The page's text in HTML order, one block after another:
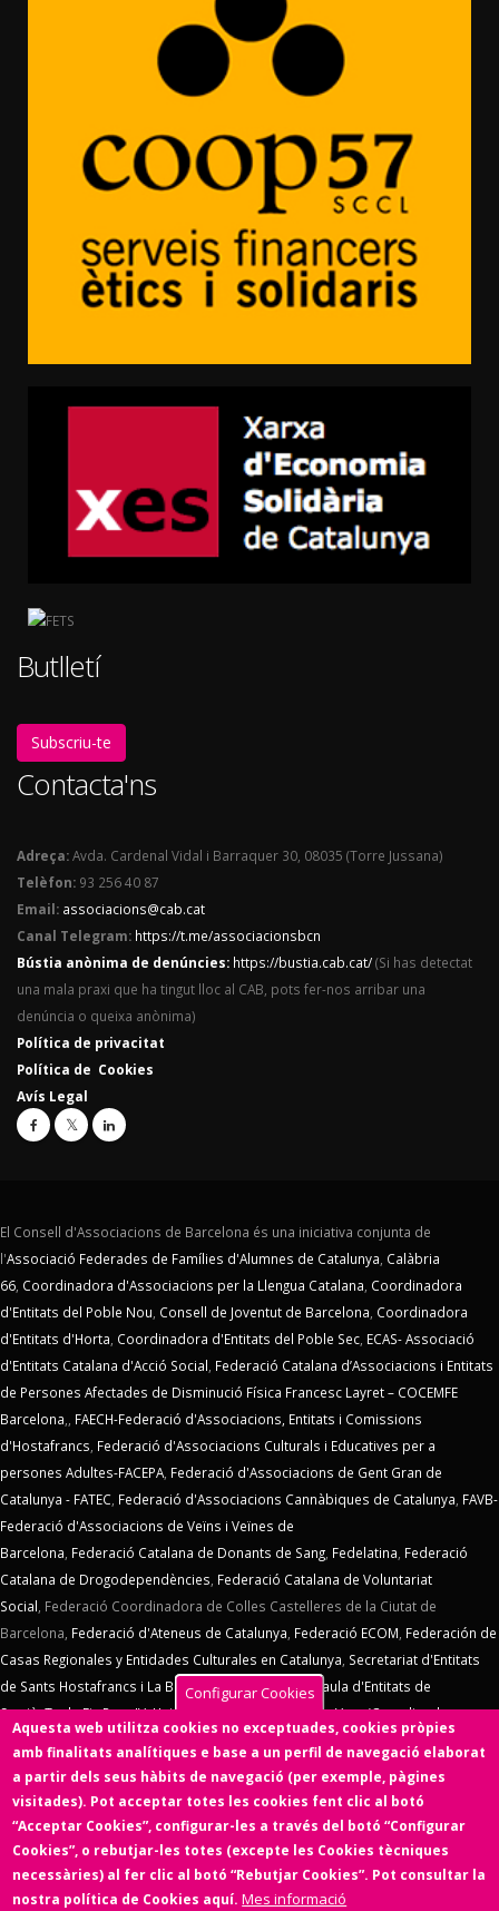
Butlletí
Subscriu-te
Contacta'ns
Adreça:Avda. Cardenal Vidal i Barraquer 30, 08035 (Torre Jussana)
Telèfon: 93 256 40 87
Email: associacions@cab.cat
Canal Telegram: https://t.me/associacionsbcn
Bústia anònima de denúncies: https://bustia.cab.cat/(Si has detectat
una mala praxi que ha tingut lloc al CAB, pots fer-nos arribar una
denúncia o queixa anònima)
Política de privacitat
Política de Cookies
Avís Legal
El Consell d'Associacions de Barcelona és una iniciativa conjunta de
l'Associació Federades de Famílies d'Alumnes de Catalunya, Calàbria
66, Coordinadora d'Associacions per la Llengua Catalana, Coordinadora
d'Entitats del Poble Nou, Consell de Joventut de Barcelona, Coordinadora
d'Entitats d'Horta, Coordinadora d'Entitats del Poble Sec, ECAS- Associació
d'Entitats Catalana d'Acció Social, Federació Catalana d’Associacions i Entitats
de Persones Afectades de Disminució Física Francesc Layret – COCEMFE
Barcelona,, FAECH-Federació d'Associacions, Entitats i Comissions
d'Hostafrancs, Federació d'Associacions Culturals i Educatives per a
persones Adultes-FACEPA, Federació d'Associacions de Gent Gran de
Catalunya - FATEC, Federació d'Associacions Cannàbiques de Catalunya, FAVB-
Federació d'Associacions de Veïns i Veïnes de
Barcelona, Federació Catalana de Donants de Sang, Fedelatina, Federació
Catalana de Drogodependències, Federació Catalana de Voluntariat
Social, Federació Coordinadora de Colles Castelleres de la Ciutat de
Barcelona, Federació d'Ateneus de Catalunya, Federació ECOM, Federación de
Casas Regionales y Entidades Culturales en Catalunya, Secretariat d'Entitats
de Sants Hostafrancs i La Bordeta,SOS Racisme, Taula d'Entitats de
Sarrià,Taula Eix Pere IV,Unió d'Entitats de La Marina,Vern (Coordinadora
d'Entitats de La Verneda)
Xarxa d'Economia Solidària
Consell d'Associacions de Barcelona manté un conveni de col·laboració amb
Ens de l'Asociacionisme Cultural - ENS
Coordinadora Catalana de
Fundacions. El Consell d'Associacions de Barcelona és membre deXarxa
d'Economia Solidària,FETS – Finançament Ètic i Solidari,Associació
SinergiaTIC,Coop57i deFiare
Aquesta web ha estat desenvolupada per una entitat de l'Economia
Configurar Cookies
Aquesta web utilitza cookies no exceptuades, cookies pròpies
amb finalitats analítiques e base a un perfil de navegació elaborat
a partir dels seus hàbits de navegació (per exemple, pàgines
visitades). Pot acceptar totes les cookies fent clic al botó
“Acceptar Cookies”, configurar-les a través del botó “Configurar
Cookies”, o rebutjar-les totes (excepte les Cookies tècniques
necessàries) al fer clic al botó “Rebutjar Cookies”. Pot consultar la
nostra política de Cookies aquí. Mes informació